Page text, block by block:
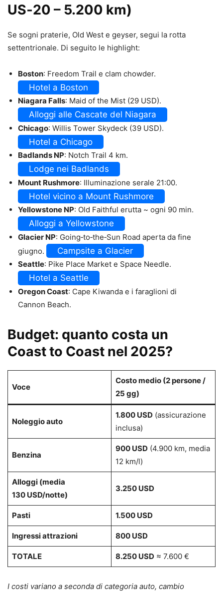
US‑20 – 5.200 km)
Se sogni praterie, Old West e geyser, segui la rotta
settentrionale. Di seguito le highlight:
Boston: Freedom Trail e clam chowder.
Hotel a Boston
Niagara Falls: Maid of the Mist (29 USD).
Alloggi alle Cascate del Niagara
Chicago: Willis Tower Skydeck (39 USD).
Hotel a Chicago
Badlands NP: Notch Trail 4 km.
Lodge nei Badlands
Mount Rushmore: Illuminazione serale 21:00.
Hotel vicino a Mount Rushmore
Yellowstone NP: Old Faithful erutta ~ ogni 90 min.
Alloggi a Yellowstone
Glacier NP: Going‑to‑the‑Sun Road aperta da fine
giugno.
Campsite a Glacier
Seattle: Pike Place Market e Space Needle.
Hotel a Seattle
Oregon Coast: Cape Kiwanda e i faraglioni di
Cannon Beach.
Budget: quanto costa un
Coast to Coast nel 2025?
Voce
Costo medio (2 persone /
25 gg)
Noleggio auto
1.800 USD (assicurazione
inclusa)
Benzina
900 USD (4.900 km, media
12 km/l)
Alloggi (media
130 USD/notte)
3.250 USD
Pasti 1.500 USD
Ingressi attrazioni 800 USD
TOTALE 8.250 USD ≈ 7.600 €
I costi variano a seconda di categoria auto, cambio